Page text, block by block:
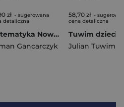
Solecki
zł - sugerowana
detaliczna
Matematyka Nowe Repetytorium - szkoła podstawowa., kl. 4-6 - 2024-2026
Gancarczyk
58,70 zł -
cena detaliczna
Tuwim
Julian Tuwim